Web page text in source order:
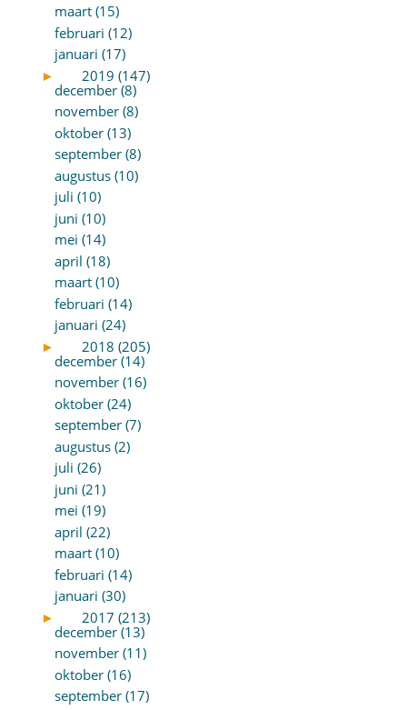
maart (15)
februari (12)
januari (17)
►
2019 (147)
december (8)
november (8)
oktober (13)
september (8)
augustus (10)
juli (10)
juni (10)
mei (14)
april (18)
maart (10)
februari (14)
januari (24)
►
2018 (205)
december (14)
november (16)
oktober (24)
september (7)
augustus (2)
juli (26)
juni (21)
mei (19)
april (22)
maart (10)
februari (14)
januari (30)
►
2017 (213)
december (13)
november (11)
oktober (16)
september (17)